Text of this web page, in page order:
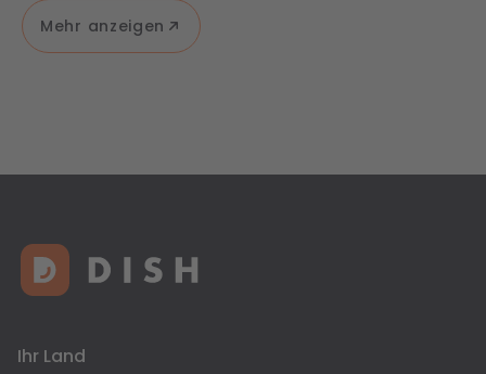
Mehr anzeigen
Ihr Land